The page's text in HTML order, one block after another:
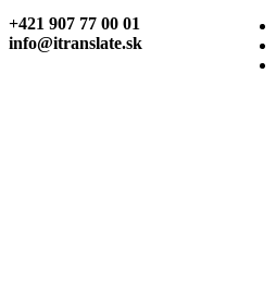
+421 907 77 00 01
info@itranslate.sk